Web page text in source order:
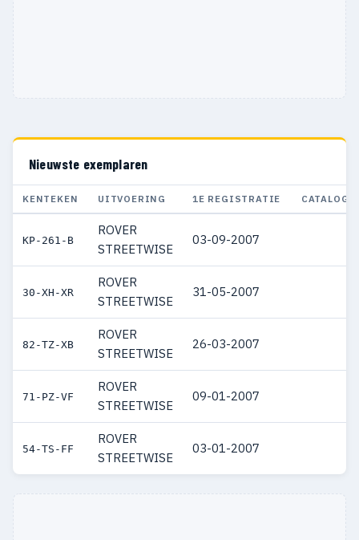
Nieuwste exemplaren
KENTEKEN UITVOERING 1E REGISTRATIE
KP-261-B
ROVER
STREETWISE
03-09-2007
30-XH-XR
ROVER
STREETWISE
31-05-2007
82-TZ-XB
ROVER
STREETWISE
26-03-2007
71-PZ-VF
ROVER
STREETWISE
09-01-2007
54-TS-FF
ROVER
STREETWISE
03-01-2007